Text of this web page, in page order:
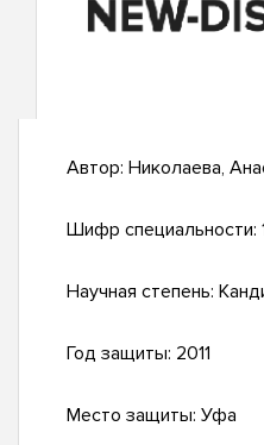
Автор: Николаева,
Шифр специальности:
Научная степень:
Год защиты: 2011
Место защиты: Уфа